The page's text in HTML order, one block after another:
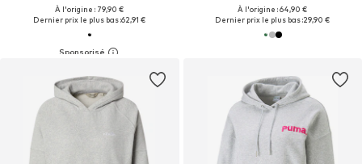
À l'origine : 79,90 €
Dernier prix le plus bas :62,91 €
À l'origine : 64,90 €
Dernier prix le plus bas :29,90 €